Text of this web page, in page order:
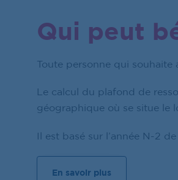
Qui peut
Toute personne qui souhaite
Le calcul du plafond de
géographique où se situe le
Il est basé sur l’année N-2
En savoir plus